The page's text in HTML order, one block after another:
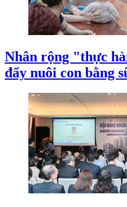
Nhân rộng "thực
đẩy nuôi con bằng